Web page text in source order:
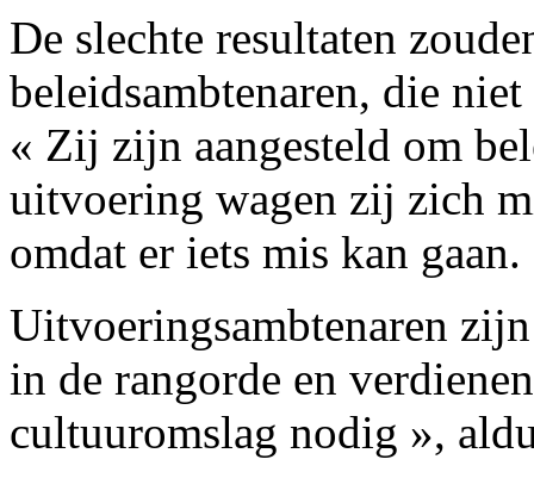
De slechte resultaten
beleidsambtenaren, die
« Zij zijn aangesteld om
uitvoering wagen zij zich
omdat er iets mis kan gaan.
Uitvoeringsambtenaren
in de rangorde en
cultuuromslag nodig »,